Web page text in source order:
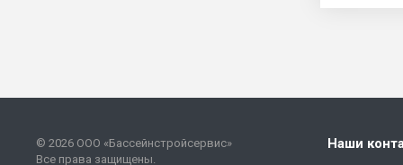
© 2026 ООО «Бассейнстройсервис»
Все права защищены.
Наши